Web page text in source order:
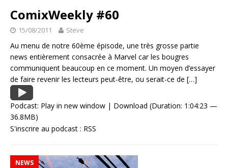
ComixWeekly #60
15/08/2011 Steve
Au menu de notre 60ème épisode, une très grosse partie
news entièrement consacrée à Marvel car les bougres
communiquent beaucoup en ce moment. Un moyen d’essayer
de faire revenir les lecteurs peut-être, ou serait-ce de […]
Podcast: Play in new window | Download (Duration: 1:04:23 —
36.8MB)
S'inscrire au podcast : RSS
NEWS